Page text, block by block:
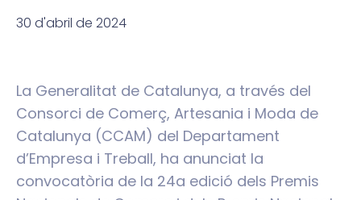
30 d'abril de 2024
La Generalitat de Catalunya, a través del
Consorci de Comerç, Artesania i Moda de
Catalunya (CCAM) del Departament
d’Empresa i Treball, ha anunciat la
convocatòria de la 24a edició dels Premis